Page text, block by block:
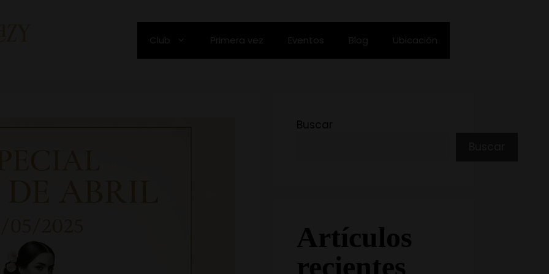
Club Primera vez Eventos Blog Ubicación
Buscar
Artículos
recientes